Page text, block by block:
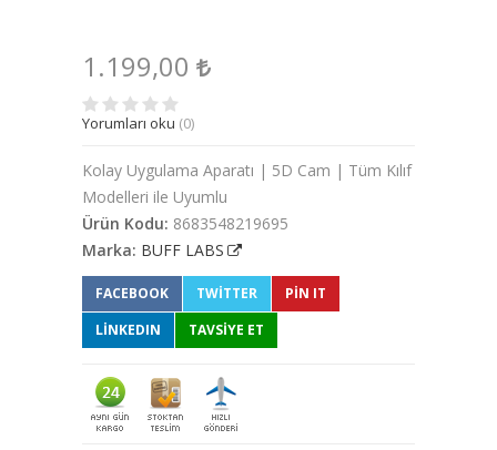
1.199,00
Yorumları oku (0)
Kolay Uygulama Aparatı | 5D Cam | Tüm Kılıf
Modelleri ile Uyumlu
Ürün Kodu: 8683548219695
Marka: BUFF LABS
FACEBOOK TWITTER
PIN IT
LINKEDIN
TAVSİYE ET